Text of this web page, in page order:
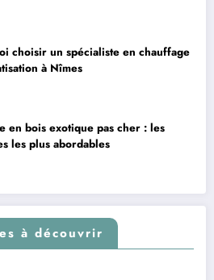
choisir un spécialiste en chauffage
à Nîmes
en bois exotique pas cher : les
les plus abordables
à découvrir